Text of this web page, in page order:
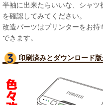
半袖に出来たらいいな、シャ
を確認してみてください。
改造パーツはプリンターをお
できます。
印刷済みとダウンロード